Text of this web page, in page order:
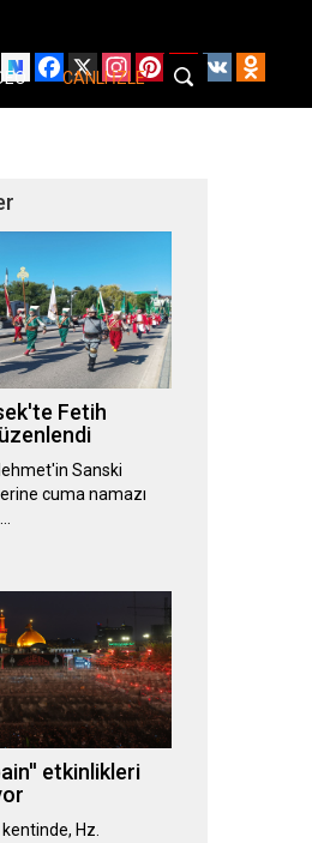
Facebook
X Instagram
PinterestYouTube
VK
CANLI İZLE
Fetih
Sanski
cuma namazı
etkinlikleri
Hz.